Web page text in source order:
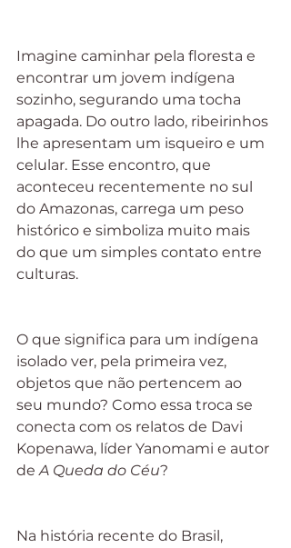
Imagine caminhar pela floresta e
encontrar um jovem indígena
sozinho, segurando uma tocha
apagada. Do outro lado, ribeirinhos
lhe apresentam um isqueiro e um
celular. Esse encontro, que
aconteceu recentemente no sul
do Amazonas, carrega um peso
histórico e simboliza muito mais
do que um simples contato entre
culturas.
O que significa para um indígena
isolado ver, pela primeira vez,
objetos que não pertencem ao
seu mundo? Como essa troca se
conecta com os relatos de Davi
Kopenawa, líder Yanomami e autor
de A Queda do Céu?
Na história recente do Brasil,